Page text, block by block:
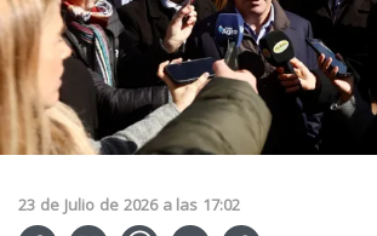
23 de Julio de 2026 a las 17:02